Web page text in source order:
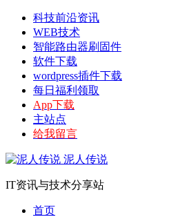
科技前沿资讯
WEB技术
智能路由器刷固件
软件下载
wordpress插件下载
每日福利领取
App下载
主站点
给我留言
泥人传说
IT资讯与技术分享站
首页